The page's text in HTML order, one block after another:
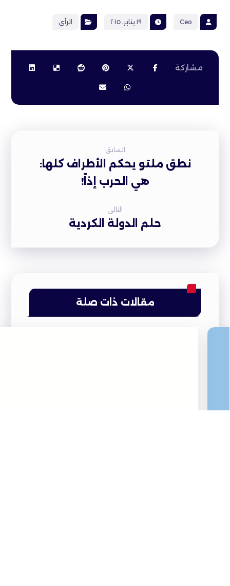
Ceo ١٩ يناير، ٢٠١٥ الرأي
السابق
نطق ملتو يحكم الأطراف كلها:
هي الحرب إذاً!
التالى
حلم الدولة الكردية
مقالات ذات صلة